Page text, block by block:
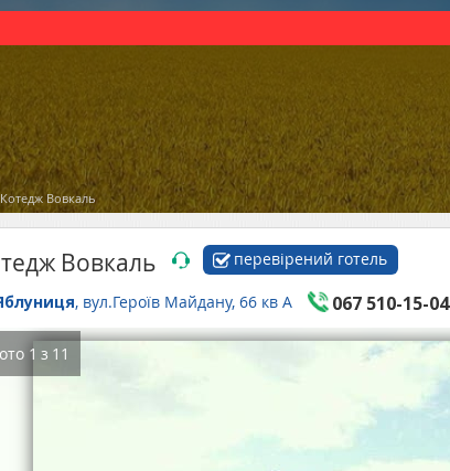
Котедж Вовкаль
Вовкаль перевірений готель
, вул.Героїв Майдану, 66 кв А 067 510-15-04
1 з 11